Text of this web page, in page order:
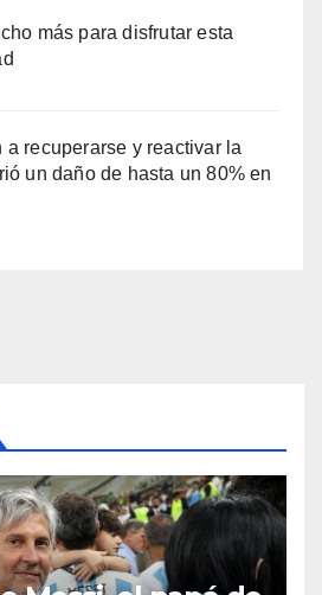
más para disfrutar esta
a recuperarse y reactivar la
un daño de hasta un 80% en